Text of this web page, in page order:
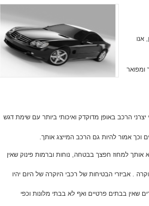
אנו
ומפואר
הרכב באופן מדוקדק ואיכותי ביותר עם שימת דגש
וכך אמור להיות גם הרכב המייצג אותך.
אותך למחוז חפצך בבטחה, נוחות וברמות פינוק שאין
. אביזרי הבטיחות של רכבי היוקרה של היום יהיו
בבתים פרטיים ואף לא בבתי מלונות וכפי